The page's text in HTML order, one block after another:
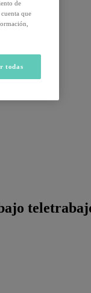
de
que
todas